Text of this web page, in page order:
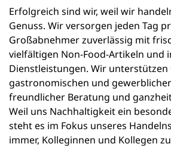
Erfolgreich sind wir, weil wir
Genuss. Wir versorgen jeden Tag
Großabnehmer zuverlässig mit
vielfältigen Non-Food-Artikeln und
Dienstleistungen. Wir unterstützen
gastronomischen und
freundlicher Beratung und
Weil uns Nachhaltigkeit ein
steht es im Fokus unseres
immer, Kolleginnen und Kollegen